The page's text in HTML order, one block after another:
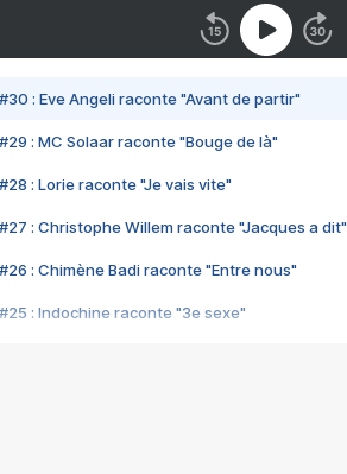
#30 : Eve Angeli raconte "Avant de partir"
#29 : MC Solaar raconte "Bouge de là"
#28 : Lorie raconte "Je vais vite"
#27 : Christophe Willem raconte "Jacques a dit"
#26 : Chimène Badi raconte "Entre nous"
#25 : Indochine raconte "3e sexe"